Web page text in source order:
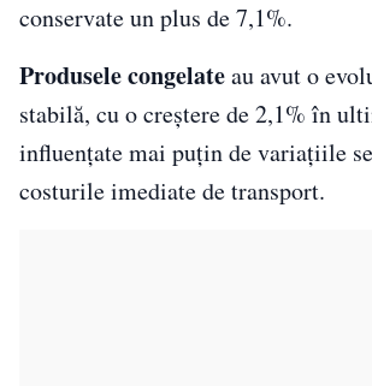
conservate un plus de 7,1%.
Produsele congelateau avut o
stabilă, cu o creștere de 2,1% în
influențate mai puțin de variațiile
costurile imediate de transport.